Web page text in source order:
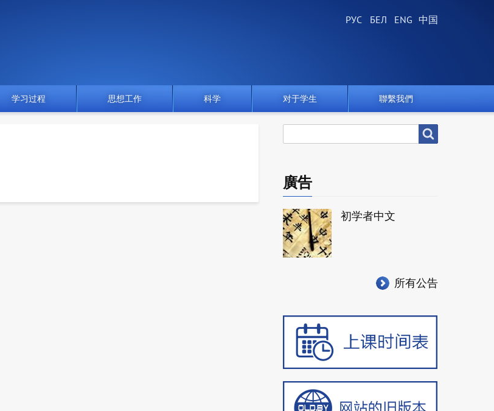
学习过程 思想工作 科学 对于学生 聯繫我們
尋
廣告
初学者中文
所有公告